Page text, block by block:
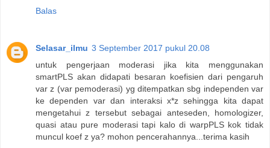
Balas
Selasar_ilmu 3 September 2017 pukul 20.08
untuk pengerjaan moderasi jika kita menggunakan
smartPLS akan didapati besaran koefisien dari pengaruh
var z (var pemoderasi) yg ditempatkan sbg independen var
ke dependen var dan interaksi x*z sehingga kita dapat
mengetahui z tersebut sebagai anteseden, homologizer,
quasi atau pure moderasi tapi kalo di warpPLS kok tidak
muncul koef z ya? mohon pencerahannya...terima kasih